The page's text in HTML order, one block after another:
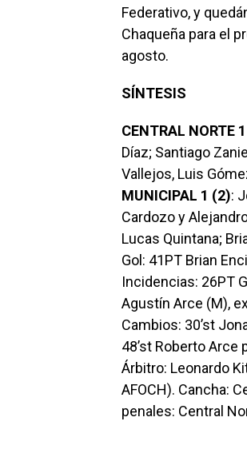
Federativo, y
Chaqueña para el
agosto.
SÍNTESIS
CENTRAL NORTE
Díaz; Santiago
Vallejos, Luis
MUNICIPAL 1 (2):
Cardozo y
Lucas Quintana;
Gol: 41PT Brian
Incidencias: 26PT
Agustín Arce (M),
Cambios: 30’st
48’st Roberto Arce
Árbitro: Leonardo
AFOCH). Cancha:
penales: Central